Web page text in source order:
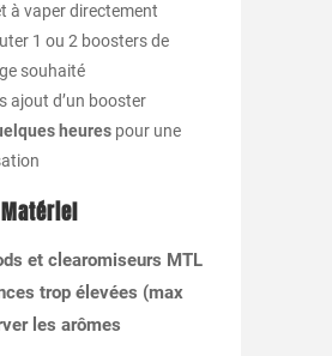
à vaper directement
1 ou 2 boosters de
souhaité
ajout d’un booster
heurespour une
et clearomiseurs MTL
trop élevées (max
les arômes